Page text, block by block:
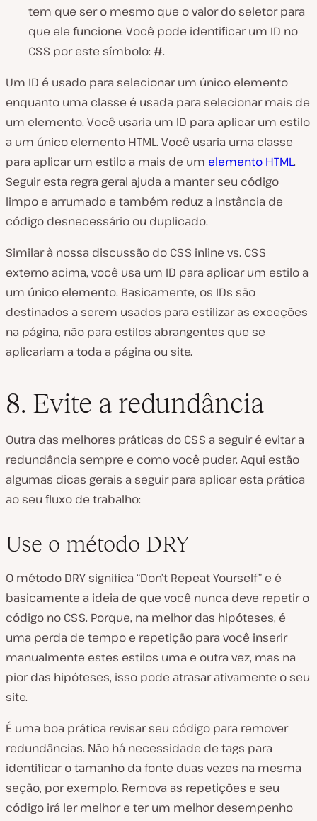
tem que ser o mesmo que o valor do seletor para
que ele funcione. Você pode identificar um ID no
CSS por este símbolo: #.
Um ID é usado para selecionar um único elemento
enquanto uma classe é usada para selecionar mais de
um elemento. Você usaria um ID para aplicar um estilo
a um único elemento HTML. Você usaria uma classe
para aplicar um estilo a mais de um elemento HTML.
Seguir esta regra geral ajuda a manter seu código
limpo e arrumado e também reduz a instância de
código desnecessário ou duplicado.
Similar à nossa discussão do CSS inline vs. CSS
externo acima, você usa um ID para aplicar um estilo a
um único elemento. Basicamente, os IDs são
destinados a serem usados para estilizar as exceções
na página, não para estilos abrangentes que se
aplicariam a toda a página ou site.
8. Evite a redundância
Outra das melhores práticas do CSS a seguir é evitar a
redundância sempre e como você puder. Aqui estão
algumas dicas gerais a seguir para aplicar esta prática
ao seu fluxo de trabalho:
Use o método DRY
O método DRY significa “Don’t Repeat Yourself” e é
basicamente a ideia de que você nunca deve repetir o
código no CSS. Porque, na melhor das hipóteses, é
uma perda de tempo e repetição para você inserir
manualmente estes estilos uma e outra vez, mas na
pior das hipóteses, isso pode atrasar ativamente o seu
site.
É uma boa prática revisar seu código para remover
redundâncias. Não há necessidade de tags para
identificar o tamanho da fonte duas vezes na mesma
seção, por exemplo. Remova as repetições e seu
código irá ler melhor e ter um melhor desempenho